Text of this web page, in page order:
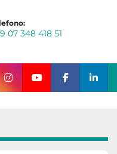
07 348 418 51
instagramyoutubefacebook